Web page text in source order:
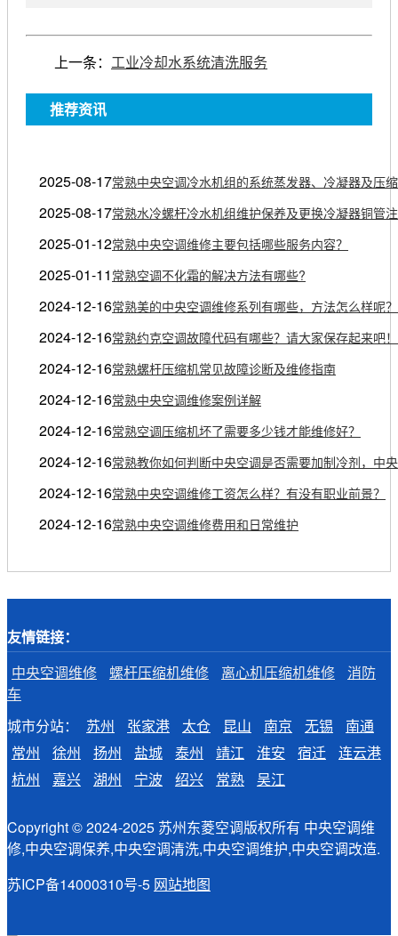
上一条： 工业冷却水系统清洗服务
推荐资讯
2025-08-17常熟中央空调冷水机组的系统蒸发器、冷凝器及压
2025-08-17常熟水冷螺杆冷水机组维护保养及更换冷凝器铜管
2025-01-12常熟中央空调维修主要包括哪些服务内容？
2025-01-11 常熟空调不化霜的解决方法有哪些?
2024-12-16常熟美的中央空调维修系列有哪些，方法怎么样呢？
2024-12-16常熟约克空调故障代码有哪些？请大家保存起来吧！
2024-12-16常熟螺杆压缩机常见故障诊断及维修指南
2024-12-16常熟中央空调维修案例详解
2024-12-16常熟空调压缩机坏了需要多少钱才能维修好？
2024-12-16常熟教你如何判断中央空调是否需要加制冷剂，中
2024-12-16常熟中央空调维修工资怎么样？有没有职业前景？
2024-12-16常熟中央空调维修费用和日常维护
友情链接：
中央空调维修
螺杆压缩机维修 离心机压缩机维修
消防
车
城市分站：
苏州 张家港 太仓 昆山 南京 无锡
南通
常州
徐州 扬州 盐城 泰州 靖江 淮安 宿迁
连云港
杭州
嘉兴 湖州 宁波 绍兴 常熟 吴江
Copyright © 2024-2025 苏州东菱空调版权所有 中央空调维
修,中央空调保养,中央空调清洗,中央空调维护,中央空调改造.
苏ICP备14000310号-5 网站地图